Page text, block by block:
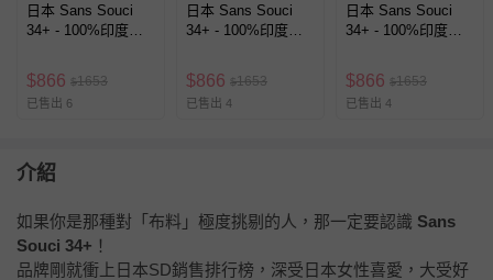
日本 Sans Souci
34+ - 100%印度棉
花草-黑白
$866 $1653
已售出 6
日本 Sans Souci
34+ - 100%印度棉
素面-白
$866 $1653
已售出 4
日本 Sans Souci
34+ - 100%印度棉
素面-黑
$866 $1653
已售出 4
介紹
如果你是那種對「布料」極度挑剔的人，那一定要認識 Sans
Souci 34+ ！
品牌剛就衝上日本SD銷售排行榜，深受日本女性喜愛，大受好